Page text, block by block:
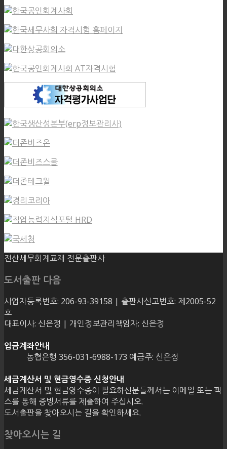
전산세무회계교재 전문출판사
도서출판 다음
사업자등록번호: 206-93-39158 | 출판사신고번호: 제2005-52
호
대표이사: 신은정 | 개인정보관리책임자: 신은정
입금계좌안내
농협은행 356-031-6988-173 예금주: 신은정
세금계산서 및 현금영수증 신청안내
세금계산서 및 현금영수증이 필요하신분들께서는 이메일 또는 팩
스를 통해 증빙서류를 제출하여 주십시오.
도서출판을 찾아오시는 길을 확인하세요.
찾아오시는 길